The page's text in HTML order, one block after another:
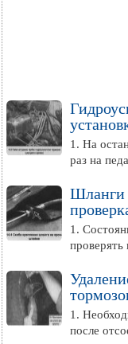
1. На
раз на
Шланги
1.
1.
после